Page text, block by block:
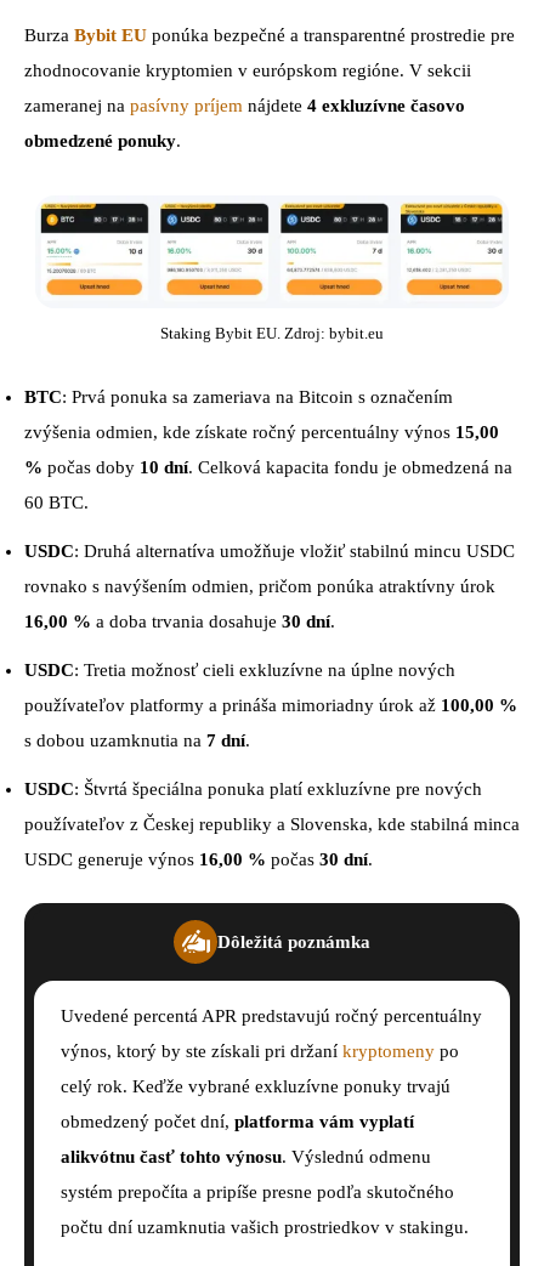
Burza Bybit EU ponúka bezpečné a transparentné prostredie pre
zhodnocovanie kryptomien v európskom regióne. V sekcii
zameranej na pasívny príjem nájdete 4 exkluzívne časovo
obmedzené ponuky.
Staking Bybit EU. Zdroj: bybit.eu
BTC: Prvá ponuka sa zameriava na Bitcoin s označením
zvýšenia odmien, kde získate ročný percentuálny výnos 15,00
% počas doby 10 dní. Celková kapacita fondu je obmedzená na
60 BTC.
USDC: Druhá alternatíva umožňuje vložiť stabilnú mincu USDC
rovnako s navýšením odmien, pričom ponúka atraktívny úrok
16,00 % a doba trvania dosahuje 30 dní.
USDC: Tretia možnosť cieli exkluzívne na úplne nových
používateľov platformy a prináša mimoriadny úrok až 100,00 %
s dobou uzamknutia na 7 dní.
USDC: Štvrtá špeciálna ponuka platí exkluzívne pre nových
používateľov z Českej republiky a Slovenska, kde stabilná minca
USDC generuje výnos 16,00 % počas 30 dní.
Dôležitá poznámka
Uvedené percentá APR predstavujú ročný percentuálny
výnos, ktorý by ste získali pri držaní kryptomeny po
celý rok. Keďže vybrané exkluzívne ponuky trvajú
obmedzený počet dní, platforma vám vyplatí
alikvótnu časť tohto výnosu. Výslednú odmenu
systém prepočíta a pripíše presne podľa skutočného
počtu dní uzamknutia vašich prostriedkov v stakingu.